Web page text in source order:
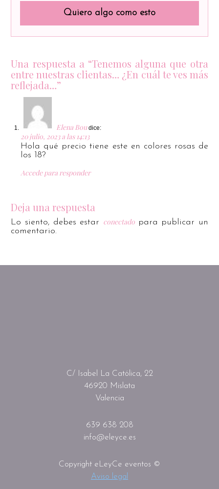
Quiero algo como esto
Una respuesta a “Tenemos alguna que otra
entre nuestras clientas… ¿En cuál te ves más
reflejada…”
Elena Bou dice:
20 julio, 2023 a las 14:13
Hola qué precio tiene este en colores rosas de
los 18?
Accede para responder
Deja una respuesta
Lo siento, debes estar conectadopara publicar un
comentario.
C/ Isabel La Católica, 22
46920 Mislata
Valencia
639 638 208
info@eleyce.es
Copyright eLeyCe eventos ©
Aviso legal